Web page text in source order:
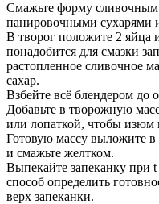
Смажьте форму
панировочными сухарями
В творог положите 2 яйца
понадобится для смазки
растопленное сливочное
сахар.
Взбейте всё блендером до
Добавьте в творожную
или лопаткой, чтобы изюм
Готовую массу выложите в
и смажьте желтком.
Выпекайте запеканку
способ определить
верх запеканки.